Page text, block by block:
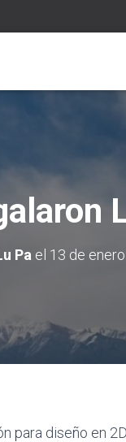
Pa el 13 de
para diseño en 2D.